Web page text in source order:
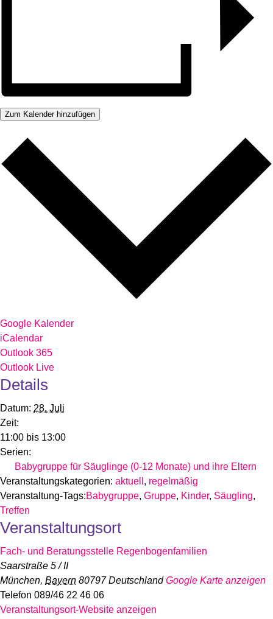
Zum Kalender hinzufügen
Google Kalender
iCalendar
Outlook 365
Outlook Live
Details
Datum: 28. Juli
Zeit:
11:00 bis 13:00
Serien:
Babygruppe für Säuglinge (0-12 Monate) und ihre Eltern
Veranstaltungskategorien: aktuell , regelmäßig
Veranstaltung-Tags:Babygruppe, Gruppe, Kinder, Säugling,
Treffen
Veranstaltungsort
Fach- und Beratungsstelle Regenbogenfamilien
Saarstraße 5 / II
München, Bayern 80797 Deutschland Google Karte anzeigen
Telefon 089/46 22 46 06
Veranstaltungsort-Website anzeigen